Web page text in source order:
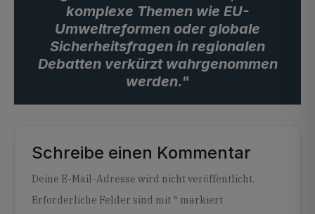
komplexe Themen wie EU-
Umweltreformen oder globale
Sicherheitsfragen in regionalen
Debatten verkürzt wahrgenommen
werden."
Schreibe einen Kommentar
Deine E-Mail-Adresse wird nicht veröffentlicht.
Erforderliche Felder sind mit * markiert
Alternative: